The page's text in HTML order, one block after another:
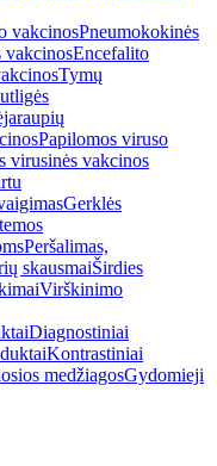
vakcinosPneumokokinės
vakcinosEncefalito
Tymų
Papilomos viruso
virusinės vakcinos
Gerklės
Peršalimas,
skausmaiŠirdies
Virškinimo
Diagnostiniai
Kontrastiniai
medžiagosGydomieji